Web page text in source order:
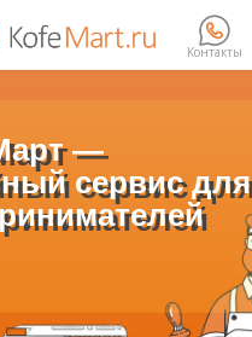
Контакты
—
сервис для